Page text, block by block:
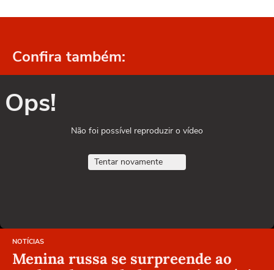
Confira também:
Ops!
Não foi possível reproduzir o vídeo
Tentar novamente
NOTÍCIAS
Menina russa se surpreende ao